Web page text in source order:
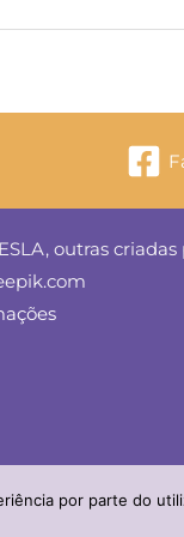
outras criadas
por parte do